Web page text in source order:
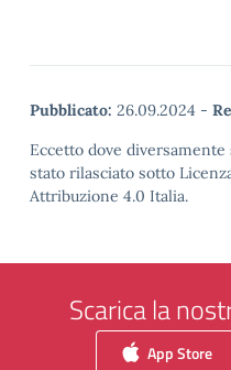
Pubblicato: 26.09.2024 -
Eccetto dove
stato rilasciato sotto
Attribuzione 4.0 Italia.
Scarica la
App Store